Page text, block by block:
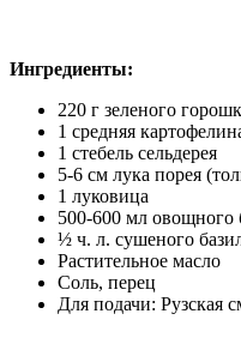
Ингредиенты:
220 г зеленого
1 средняя
1 стебель сельдерея
5-6 см лука порея
1 луковица
500-600 мл овощного
½ ч. л. сушеного
Растительное масло
Соль, перец
Для подачи: Рузская